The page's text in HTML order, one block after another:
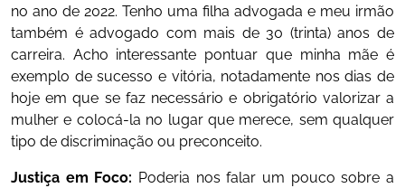
no ano de 2022. Tenho uma filha advogada e meu irmão
também é advogado com mais de 30 (trinta) anos de
carreira. Acho interessante pontuar que minha mãe é
exemplo de sucesso e vitória, notadamente nos dias de
hoje em que se faz necessário e obrigatório valorizar a
mulher e colocá-la no lugar que merece, sem qualquer
tipo de discriminação ou preconceito.
Justiça em Foco: Poderia nos falar um pouco sobre a